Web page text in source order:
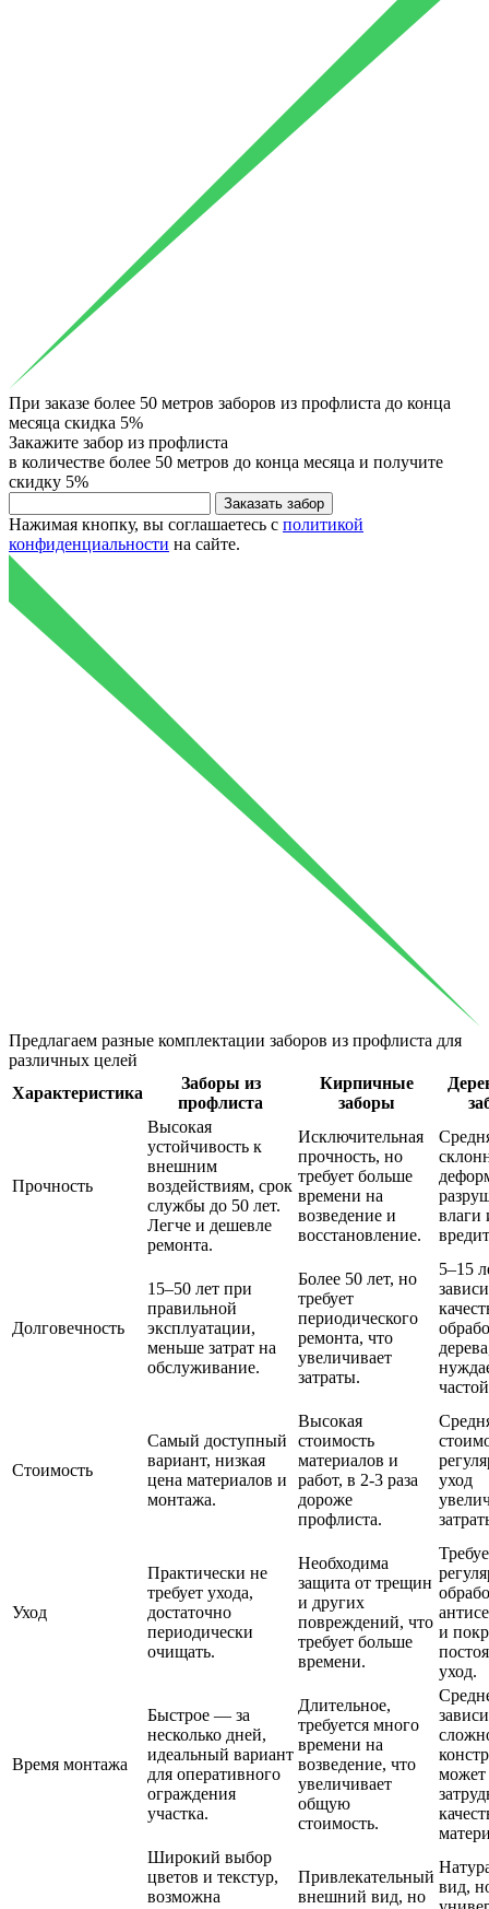
При заказе более 50 метров заборов из профлиста до конца
месяца скидка 5%
Закажите забор из профлиста
в количестве более 50 метров до конца месяца и получите
скидку 5%
Нажимая кнопку, вы соглашаетесь с политикой
конфиденциальности на сайте.
Предлагаем разные комплектации заборов из профлиста для
различных целей
Характеристика
Заборы из
профлиста
Кирпичные
заборы
Прочность
Высокая
устойчивость к
внешним
воздействиям, срок
службы до 50 лет.
Легче и дешевле
ремонта.
Исключительная
прочность, но
требует больше
времени на
возведение и
восстановление.
влаги
Долговечность
15–50 лет при
правильной
эксплуатации,
меньше затрат на
обслуживание.
Более 50 лет, но
требует
периодического
ремонта, что
увеличивает
затраты.
5–15
Стоимость
Самый доступный
вариант, низкая
цена материалов и
монтажа.
Высокая
стоимость
материалов и
работ, в 2-3 раза
дороже
профлиста.
уход
Уход
Практически не
требует ухода,
достаточно
периодически
очищать.
Необходима
защита от трещин
и других
повреждений, что
требует больше
времени.
и
уход.
Время монтажа
Быстрое — за
несколько дней,
идеальный вариант
для оперативного
ограждения
участка.
Длительное,
требуется много
времени на
возведение, что
увеличивает
общую
стоимость.
может
Широкий выбор
цветов и текстур,
возможна
Привлекательный
внешний вид, но
вид,